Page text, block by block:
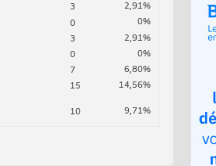
3 2,91%
0 0%
3 2,91%
0 0%
7 6,80%
15 14,56%
10 9,71%